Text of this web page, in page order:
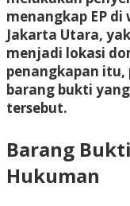
menangkap EP
Jakarta Utara,
menjadi lokasi
penangkapan
barang bukti
tersebut.
Barang
Hukuman